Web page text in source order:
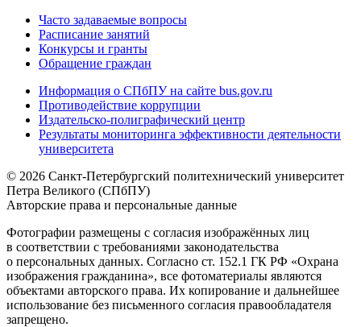
Часто задаваемые вопросы
Расписание занятий
Конкурсы и гранты
Обращение граждан
Информация о СПбПУ на сайте bus.gov.ru
Противодействие коррупции
Издательско-полиграфический центр
Результаты мониторинга эффективности деятельности
университета
© 2026 Санкт-Петербургский политехнический университет
Петра Великого (СПбПУ)
Авторские права и персональные данные
Фотографии размещены с согласия изображённых лиц
в соответствии с требованиями законодательства
о персональных данных. Согласно ст. 152.1 ГК РФ «Охрана
изображения гражданина», все фотоматериалы являются
объектами авторского права. Их копирование и дальнейшее
использование без письменного согласия правообладателя
запрещено.